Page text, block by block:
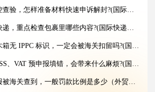
怎样准备材料快速申诉解封?(国际快递干货知识分享)
重点检查包裹里哪些内容?(国际快递干货知识分享)
标识，一定会被海关扣留吗?(国际快递干货知识分享)
预申报填错，会带来什么麻烦?(国际快递干货知识分享)
关查到，一般罚款比例是多少（外贸人请注意）